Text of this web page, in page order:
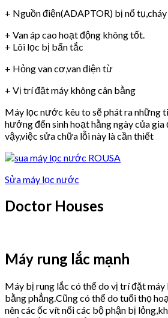
+ Nguồn điện(ADAPTOR) bị nổ tụ,cháy
+ Van áp cao hoạt động không tốt.
+ Lõi lọc bị bẩn tắc
+ Hỏng van cơ,van điện từ
+ Vị trí đặt máy không cân bằng
Máy lọc nước kêu to sẽ phát ra những
hưởng đến sinh hoạt hằng ngày của gia
vậy,việc sửa chữa lỗi này là cần thiết
Sửa máy lọc nước
Doctor Houses
Máy rung lắc mạnh
Máy bị rung lắc có thể do vị trí đặt máy
bằng phẳng.Cũng có thể do tuổi thọ
nên các ốc vít nối các bộ phận bị